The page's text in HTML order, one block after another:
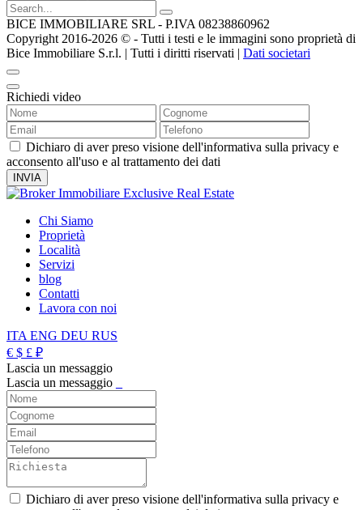
BICE IMMOBILIARE SRL - P.IVA 08238860962
Copyright 2016-2026 ©️ - Tutti i testi e le immagini sono proprietà di
Bice Immobiliare S.r.l. | Tutti i diritti riservati | Dati societari
Richiedi video
Dichiaro di aver preso visione dell'informativa sulla privacy e
acconsento all'uso e al trattamento dei dati
Chi Siamo
Proprietà
Località
Servizi
blog
Contatti
Lavora con noi
ITA ENG DEU RUS
€ $ £ ₽
Lascia un messaggio
Lascia un messaggio
Dichiaro di aver preso visione dell'informativa sulla privacy e